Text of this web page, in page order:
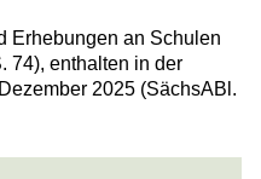
Erhebungen an Schulen
74), enthalten in der
2025 (SächsABl.